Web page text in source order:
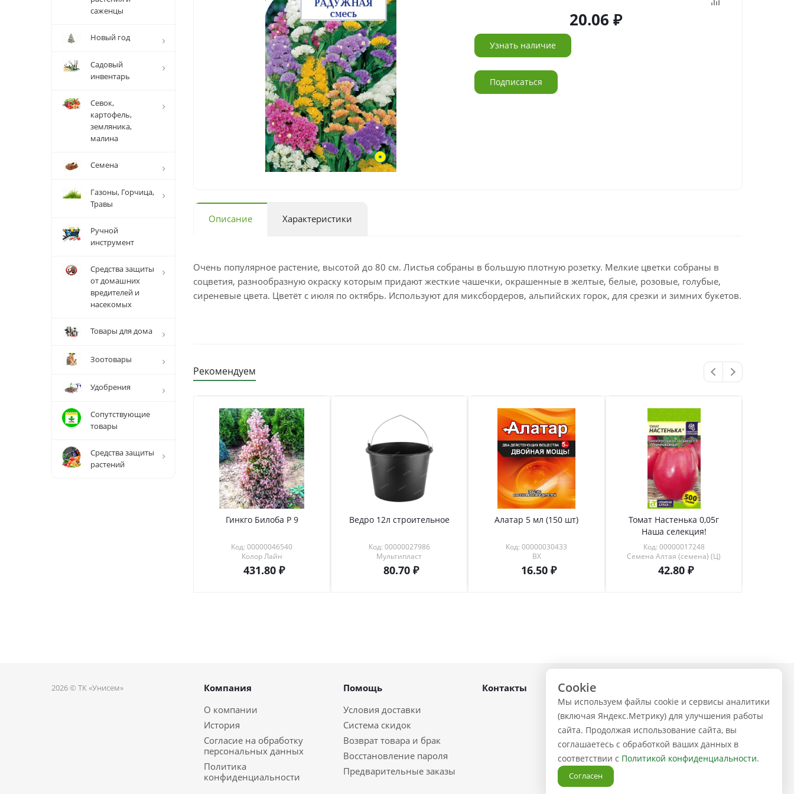
20.06
Узнать наличие
Подписаться
Описание Характеристики
Очень популярное растение, высотой до 80 см. Листья собраны в большую плотную розетку. Мелкие цветки собраны в
соцветия, разнообразную окраску которым придают жесткие чашечки, окрашенные в желтые, белые, розовые, голубые,
сиреневые цвета. Цветёт с июля по октябрь. Используют для миксбордеров, альпийских горок, для срезки и зимних букетов.
Рекомендуем
Гинкго Билоба Р 9
Код: 00000046540
Колор Лайн
431.80
Ведро 12л строительное
Код: 00000027986
Мультипласт
80.70
Алатар 5 мл (150 шт)
Код: 00000030433
ВХ
16.50
Томат Настенька 0,05г
Наша селекция!
Код: 00000017248
Семена Алтая (семена) (Ц)
42.80
саженцы
Новый год
Садовый
инвентарь
Севок,
картофель,
земляника,
малина
Семена
Газоны, Горчица,
Травы
Ручной
инструмент
Средства защиты
от домашних
вредителей и
насекомых
Товары для дома
Зоотовары
Удобрения
Сопутствующие
товары
Средства защиты
растений
2026 © ТК «Унисем»
Компания
О компании
История
Согласие на обработку
персональных данных
Политика
конфиденциальности
Помощь
Условия доставки
Система скидок
Возврат товара и брак
Восстановление пароля
Предварительные заказы
Контакты
ЗАКАЗАТЬ ЗВОНОК
Cookie
Мы используем файлы cookie и сервисы аналитики
(включая Яндекс.Метрику) для улучшения работы
сайта. Продолжая использование сайта, вы
соглашаетесь с обработкой ваших данных в
соответствии с Политикой конфиденциальности.
Согласен